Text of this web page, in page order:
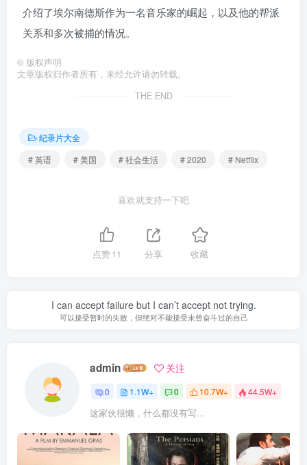
介绍了埃尔南德斯作为一名音乐家的崛起，以及他的帮派
关系和多次被捕的情况。
© 版权声明
文章版权归作者所有，未经允许请勿转载。
THE END
纪录片大全
# 英语
# 美国 # 社会生活 # 2020 # Netflix
喜欢就支持一下吧
点赞11 分享 收藏
I can accept failure but I can’t accept not trying.
可以接受暂时的失败，但绝对不能接受未曾奋斗过的自己
admin 关注
0 1.1W+ 0 10.7W+ 44.5W+
这家伙很懒，什么都没有写...